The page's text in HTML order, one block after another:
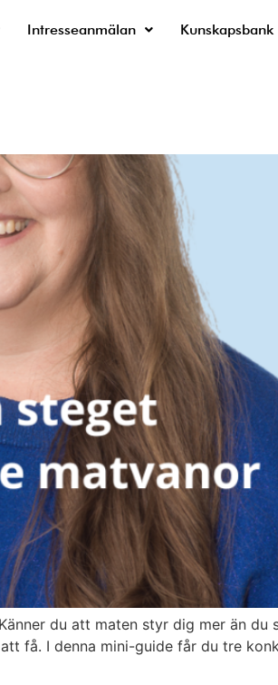
Intresseanmälan Kunskapsbank
du att maten styr dig mer än du
få. I denna mini-guide får du tre